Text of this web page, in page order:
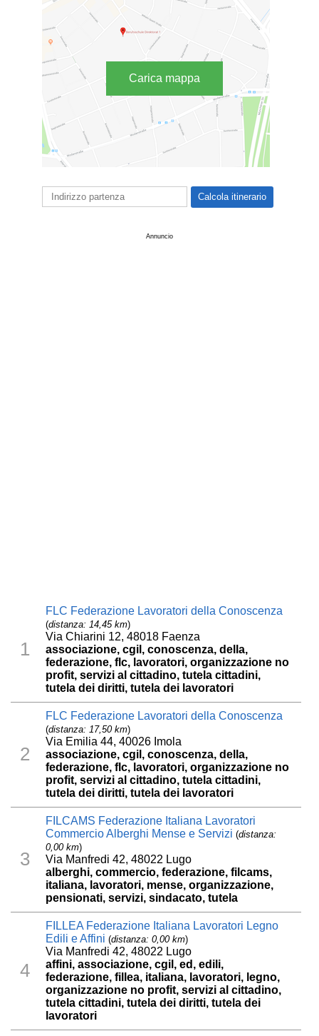
Carica mappa
Annuncio
1
FLC Federazione Lavoratori della Conoscenza
(distanza: 14,45 km)
Via Chiarini 12, 48018 Faenza
associazione, cgil, conoscenza, della,
federazione, flc, lavoratori, organizzazione no
profit, servizi al cittadino, tutela cittadini,
tutela dei diritti, tutela dei lavoratori
2
FLC Federazione Lavoratori della Conoscenza
(distanza: 17,50 km)
Via Emilia 44, 40026 Imola
associazione, cgil, conoscenza, della,
federazione, flc, lavoratori, organizzazione no
profit, servizi al cittadino, tutela cittadini,
tutela dei diritti, tutela dei lavoratori
3
FILCAMS Federazione Italiana Lavoratori
Commercio Alberghi Mense e Servizi (distanza:
0,00 km)
Via Manfredi 42, 48022 Lugo
alberghi, commercio, federazione, filcams,
italiana, lavoratori, mense, organizzazione,
pensionati, servizi, sindacato, tutela
4
FILLEA Federazione Italiana Lavoratori Legno
Edili e Affini (distanza: 0,00 km)
Via Manfredi 42, 48022 Lugo
affini, associazione, cgil, ed, edili,
federazione, fillea, italiana, lavoratori, legno,
organizzazione no profit, servizi al cittadino,
tutela cittadini, tutela dei diritti, tutela dei
lavoratori